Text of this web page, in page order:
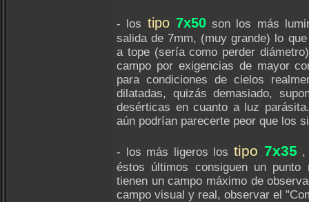
- los tipo 7x50son los más
salida de 7mm, (muy grande) lo
a tope (sería como perder
campo por exigencias de mayor
para condiciones de cielos
dilatadas, quizás demasiado,
desérticas en cuanto a luz
aún podrían parecerte peor que los
- los más ligeros lostipo 7x35 ,
éstos últimos consiguen un
tienen un campo máximo de
campo visual y real, observar el